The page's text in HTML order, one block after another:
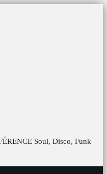
Soul, Disco, Funk